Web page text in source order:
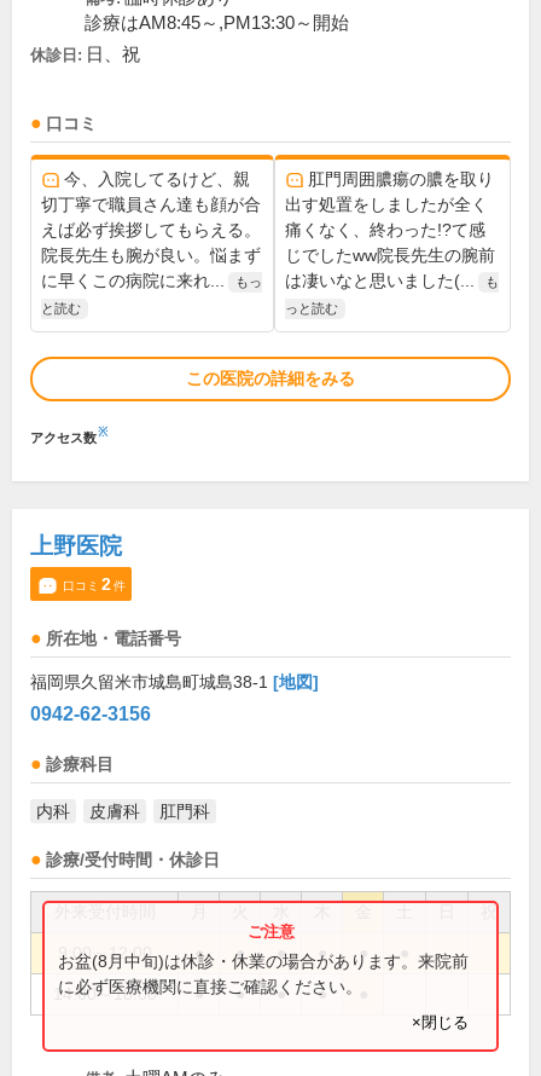
診療はAM8:45～,PM13:30～開始
休診日: 日、祝
口コミ
今、入院してるけど、親
切丁寧で職員さん達も顔が合
えば必ず挨拶してもらえる。
院長先生も腕が良い。悩まず
に早くこの病院に来れ...
もっ
と読む
肛門周囲膿瘍の膿を取り
出す処置をしましたが全く
痛くなく、終わった!?て感
じでしたww院長先生の腕前
は凄いなと思いました(...
も
っと読む
この医院の詳細をみる
アクセス数※
上野医院
口コミ 2件
所在地・電話番号
福岡県久留米市城島町城島38-1 [地図]
0942-62-3156
診療科目
内科 皮膚科 肛門科
診療/受付時間・休診日
祝
9:00～12:00 ● ● ● ● ●
14:00～18:00 ● ● ● ●
お盆(8月中旬)は休診・休業の場合があります。来院前
に必ず医療機関に直接ご確認ください。
×閉じる